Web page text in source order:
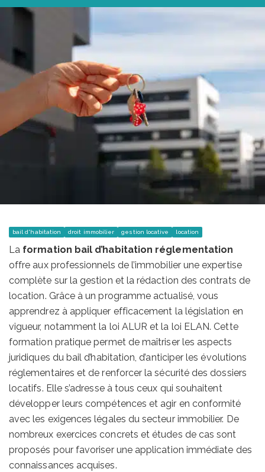
bail d'habitation droit immobilier gestion locative location
La formation bail d’habitation réglementation
offre aux professionnels de l’immobilier une expertise
complète sur la gestion et la rédaction des contrats de
location. Grâce à un programme actualisé, vous
apprendrez à appliquer efficacement la législation en
vigueur, notamment la loi ALUR et la loi ELAN. Cette
formation pratique permet de maîtriser les aspects
juridiques du bail d’habitation, d’anticiper les évolutions
réglementaires et de renforcer la sécurité des dossiers
locatifs. Elle s’adresse à tous ceux qui souhaitent
développer leurs compétences et agir en conformité
avec les exigences légales du secteur immobilier. De
nombreux exercices concrets et études de cas sont
proposés pour favoriser une application immédiate des
connaissances acquises.